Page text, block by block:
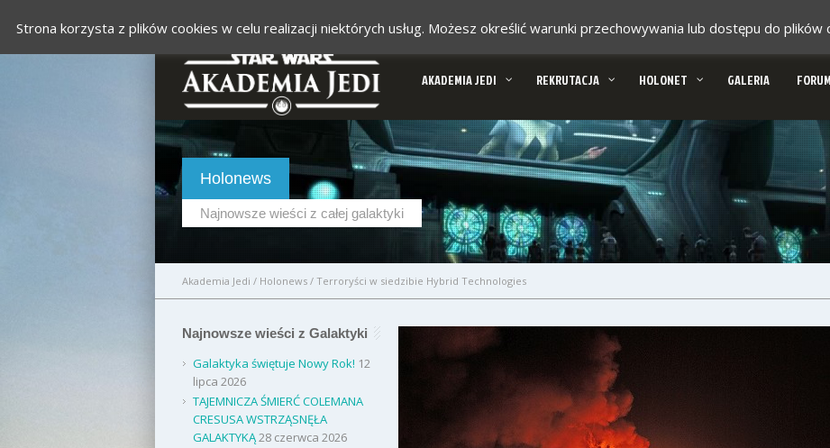
AKADEMIA JEDI REKRUTACJA HOLONET GALERIA FORUM
Holonews
Najnowsze wieści z całej galaktyki
Akademia Jedi / Holonews / Terroryści w siedzibie Hybrid Technologies
Najnowsze wieści z Galaktyki
Galaktyka świętuje Nowy Rok! 12
lipca 2026
TAJEMNICZA ŚMIERĆ COLEMANA
CRESUSA WSTRZĄSNĘŁA
GALAKTYKĄ28 czerwca 2026
Strona korzysta z plików cookies w celu realizacji niektórych usług. Możesz określić warunki przechowywania lub dostępu do